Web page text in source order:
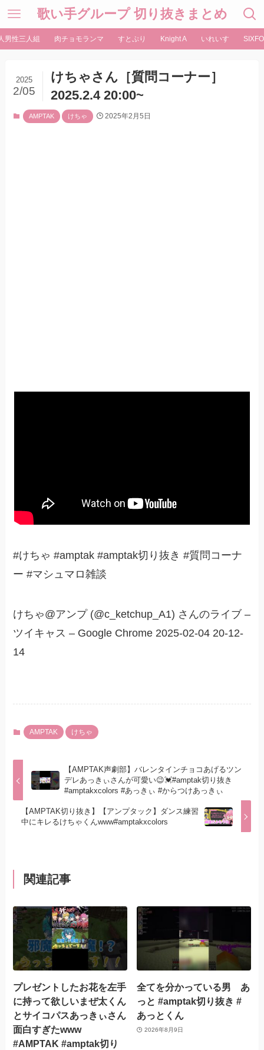
歌い手グループ 切り抜きまとめ
男性三人組 肉チョモランマ すとぷり Knight A いれいす
けちゃさん［質問コーナー］
2025.2.4 20:00~
2025
2/05
AMPTAK けちゃ 2025年2月5日
#けちゃ #amptak #amptak切り抜き #質問コーナ
ー #マシュマロ雑談
けちゃ@アンプ (@c_ketchup_A1) さんのライブ –
ツイキャス – Google Chrome 2025-02-04 20-12-
14
AMPTAK けちゃ
【AMPTAK声劇部】バレンタインチョコあげるツン
デレあっきぃさんが可愛い😉💓#amptak切り抜き
#amptakxcolors #あっきぃ #からつけあっきぃ
【AMPTAK切り抜き】【アンプタック】ダンス練習
中にキレるけちゃくんwww#amptakxcolors
関連記事
プレゼントしたお花を左手
に持って欲しいまぜ太くん
とサイコパスあっきぃさん
面白すぎたwww
#AMPTAK #amptak切り
全てを分かっている男 あ
っと #amptak切り抜き #
あっとくん
2026年8月9日